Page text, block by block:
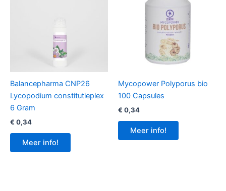
Balancepharma CNP26
Lycopodium constitutieplex
6 Gram
€ 0,34
Meer info!
Mycopower Polyporus bio
100 Capsules
€ 0,34
Meer info!